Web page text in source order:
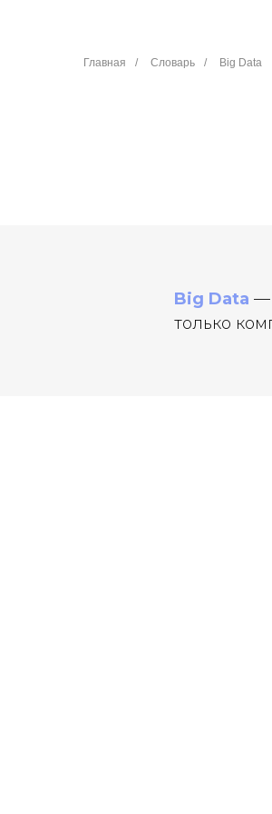
Главная / Словарь / Big Data
Big Data —
только